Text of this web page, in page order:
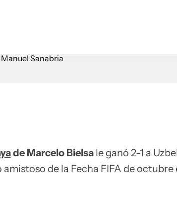
de Marcelo Bielsale ganó 2-1 a
amistoso de la Fecha FIFA de octubre